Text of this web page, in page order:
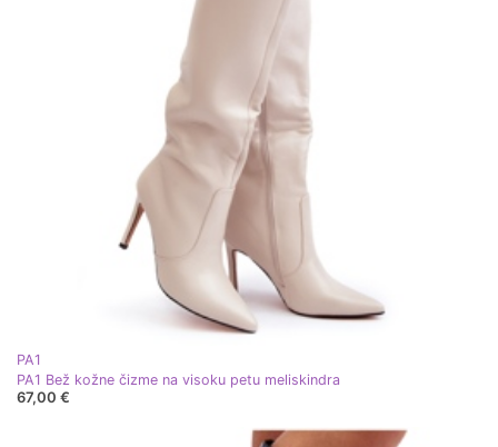
PA1
PA1 Bež kožne čizme na visoku petu meliskindra
67,00 €